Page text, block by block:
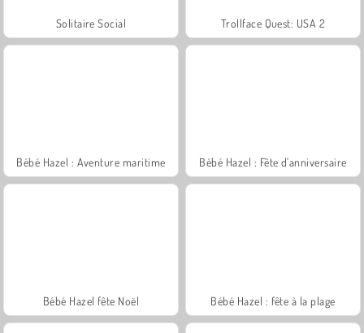
Solitaire Social Trollface Quest: USA 2
Bébé Hazel : Aventure maritime Bébé Hazel : Fête d'anniversaire
Bébé Hazel fête Noël Bébé Hazel : fête à la plage